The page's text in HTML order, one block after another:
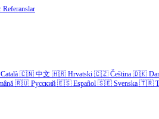
Referanslar
Català 🇨🇳 中文 🇭🇷 Hrvatski 🇨🇿 Čeština 🇩🇰
🇷🇺 Русский 🇪🇸 Español 🇸🇪 Svenska 🇹🇷